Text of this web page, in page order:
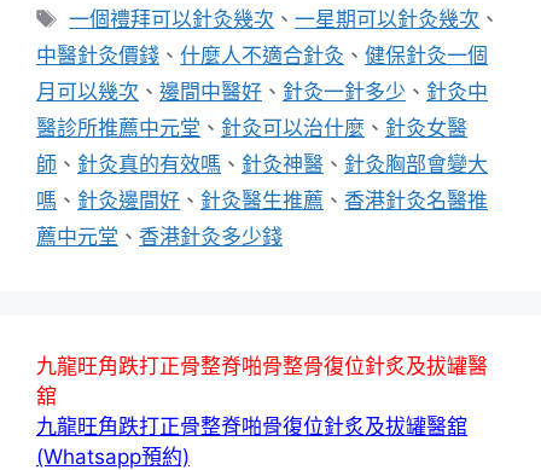
標
籤
一個禮拜可以針灸幾次 、一星期可以針灸幾次 、
中醫針灸價錢 、 什麼人不適合針灸 、 健保針灸一個
月可以幾次 、 邊間中醫好 、 針灸一針多少 、 針灸中
醫診所推薦中元堂 、 針灸可以治什麼 、 針灸女醫
師 、 針灸真的有效嗎 、 針灸神醫 、 針灸胸部會變大
嗎 、 針灸邊間好 、 針灸醫生推薦 、 香港針灸名醫推
薦中元堂 、 香港針灸多少錢
九龍旺角跌打正骨整脊啪骨整骨復位針炙及拔罐醫
舘
九龍旺角跌打正骨整脊啪骨復位針炙及拔罐醫舘
(Whatsapp預約)